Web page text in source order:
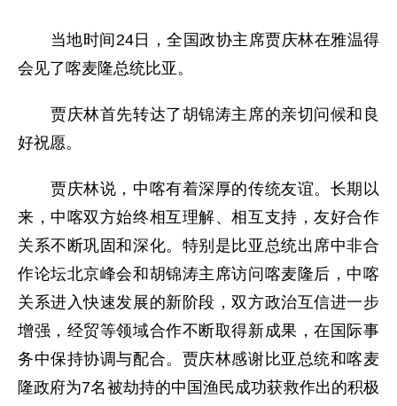
当地时间24日，全国政协主席贾庆林在雅温得
会见了喀麦隆总统比亚。
贾庆林首先转达了胡锦涛主席的亲切问候和良
好祝愿。
贾庆林说，中喀有着深厚的传统友谊。长期以
来，中喀双方始终相互理解、相互支持，友好合作
关系不断巩固和深化。特别是比亚总统出席中非合
作论坛北京峰会和胡锦涛主席访问喀麦隆后，中喀
关系进入快速发展的新阶段，双方政治互信进一步
增强，经贸等领域合作不断取得新成果，在国际事
务中保持协调与配合。贾庆林感谢比亚总统和喀麦
隆政府为7名被劫持的中国渔民成功获救作出的积极